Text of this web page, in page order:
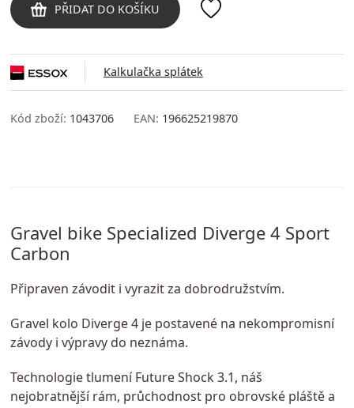
PŘIDAT DO KOŠÍKU
Kalkulačka splátek
Kód zboží: 1043706 EAN: 196625219870
Gravel bike Specialized Diverge 4 Sport
Carbon
Připraven závodit i vyrazit za dobrodružstvím.
Gravel kolo Diverge 4 je postavené na nekompromisní
závody i výpravy do neznáma.
Technologie tlumení Future Shock 3.1, náš
nejobratnější rám, průchodnost pro obrovské pláště a